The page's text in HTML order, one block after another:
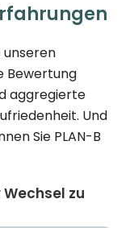
unseren
Bewertung
aggregierte
Und
Sie PLAN-B
zu